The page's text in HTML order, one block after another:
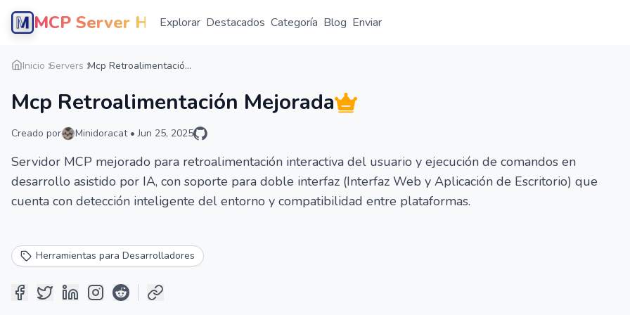
MCP Server HubExplorar Destacados Categoría Blog Enviar
Inicio Servers Mcp Retroalimentació...
Mcp Retroalimentación Mejorada
Creado por Minidoracat • Jun 25, 2025
Servidor MCP mejorado para retroalimentación interactiva del usuario y ejecución de comandos en
desarrollo asistido por IA, con soporte para doble interfaz (Interfaz Web y Aplicación de Escritorio) que
cuenta con detección inteligente del entorno y compatibilidad entre plataformas.
Herramientas para Desarrolladores